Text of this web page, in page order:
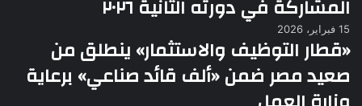
المشاركة في دورته الثانية ٢٠٢٦
15 فبراير، 2026
«قطار التوظيف والاستثمار» ينطلق من
صعيد مصر ضمن «ألف قائد صناعي» برعاية